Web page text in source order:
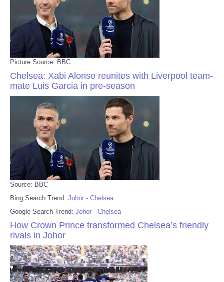
Picture Source: BBC
Chelsea: Xabi Alonso reunites with Liverpool team-
mate Luis Garcia in pre-season
Source: BBC
Bing Search Trend: Johor - Chelsea
Google Search Trend: Johor - Chelsea
How Crown Prince transformed Chelsea’s friendly
rivals in Johor